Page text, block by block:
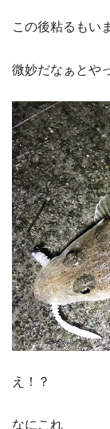
この後粘るもい
微妙だなぁとや
え！？
なにこれ